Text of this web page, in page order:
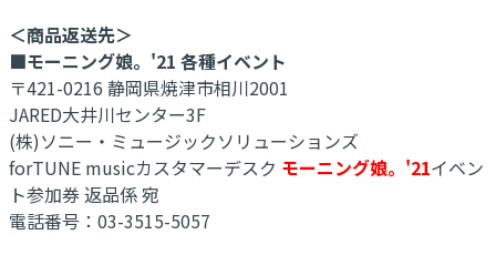
＜商品返送先＞
■モーニング娘。'21 各種イベント
〒421-0216 静岡県焼津市相川2001
JARED大井川センター3F
(株)ソニー・ミュージックソリューションズ
forTUNE musicカスタマーデスク モーニング娘。'21イベン
ト参加券 返品係 宛
電話番号：03-3515-5057